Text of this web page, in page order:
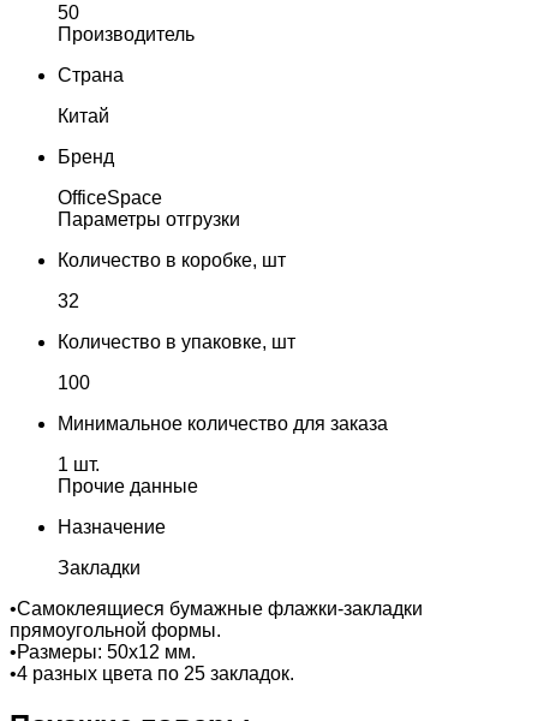
50
Производитель
Страна
Китай
Бренд
OfficeSpace
Параметры отгрузки
Количество в коробке, шт
32
Количество в упаковке, шт
100
Минимальное количество для заказа
1 шт.
Прочие данные
Назначение
Закладки
•Самоклеящиеся бумажные флажки-закладки
прямоугольной формы.
•Размеры: 50х12 мм.
•4 разных цвета по 25 закладок.